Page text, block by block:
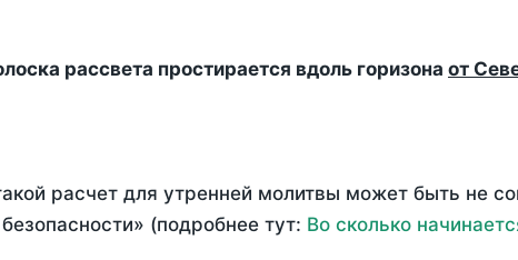
рассвета простирается вдоль горизона от
расчет для утренней молитвы может быть не
(подробнее тут: Во сколько